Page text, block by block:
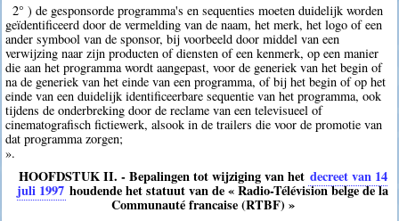
2° ) de gesponsorde programma's en sequenties moeten duidelijk worden
geïdentificeerd door de vermelding van de naam, het merk, het logo of een
ander symbool van de sponsor, bij voorbeeld door middel van een
verwijzing naar zijn producten of diensten of een kenmerk, op een manier
die aan het programma wordt aangepast, voor de generiek van het begin of
na de generiek van het einde van een programma, of bij het begin of op het
einde van een duidelijk identificeerbare sequentie van het programma, ook
tijdens de onderbreking door de reclame van een televisueel of
cinematografisch fictiewerk, alsook in de trailers die voor de promotie van
dat programma zorgen;
».
HOOFDSTUK II. - Bepalingen tot wijziging van het decreet van 14
juli 1997 houdende het statuut van de « Radio-Télévision belge de la
Communauté francaise (RTBF) »